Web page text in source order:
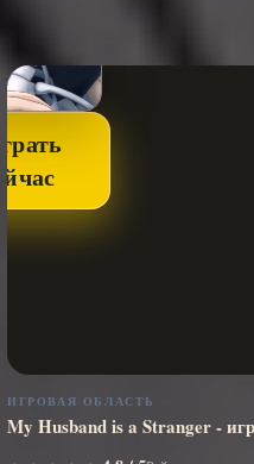
ИГРОВАЯ ОБЛАСТЬ
My Husband is a Stranger -